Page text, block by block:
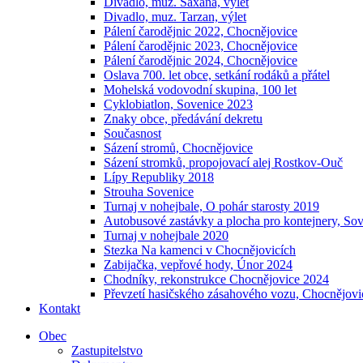
Divadlo, muz. Tarzan, výlet
Pálení čarodějnic 2022, Chocnějovice
Pálení čarodějnic 2023, Chocnějovice
Pálení čarodějnic 2024, Chocnějovice
Oslava 700. let obce, setkání rodáků a přátel
Mohelská vodovodní skupina, 100 let
Cyklobiatlon, Sovenice 2023
Znaky obce, předávání dekretu
Současnost
Sázení stromů, Chocnějovice
Sázení stromků, propojovací alej Rostkov-Ouč
Lípy Republiky 2018
Strouha Sovenice
Turnaj v nohejbale, O pohár starosty 2019
Autobusové zastávky a plocha pro kontejnery,
Turnaj v nohejbale 2020
Stezka Na kamenci v Chocnějovicích
Zabijačka, vepřové hody, Únor 2024
Chodníky, rekonstrukce Chocnějovice 2024
Převzetí hasičského zásahového vozu,
Kontakt
Obec
Zastupitelstvo